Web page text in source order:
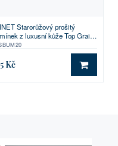
Starorůžový prošitý
z luxusní kůže Top Grain
Kč DO